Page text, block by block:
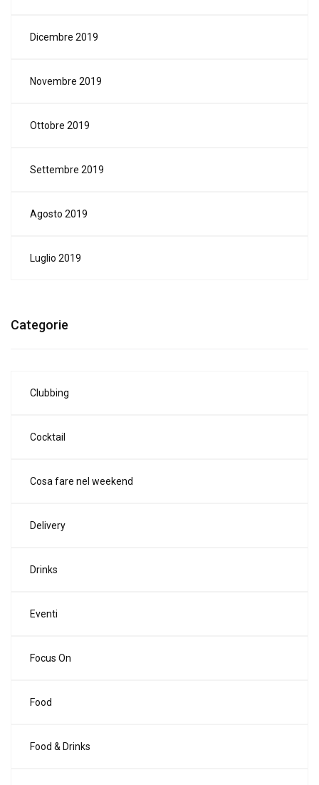
Dicembre 2019
Novembre 2019
Ottobre 2019
Settembre 2019
Agosto 2019
Luglio 2019
Categorie
Clubbing
Cocktail
Cosa fare nel weekend
Delivery
Drinks
Eventi
Focus On
Food
Food & Drinks